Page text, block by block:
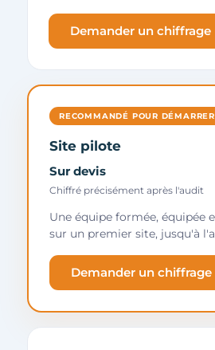
Demander un chiffrage
RECOMMANDÉ POUR DÉMARRER
Site pilote
Sur devis
Chiffré précisément après l'audit
Une équipe formée, équipée
sur un premier site, jusqu'à
Demander un chiffrage